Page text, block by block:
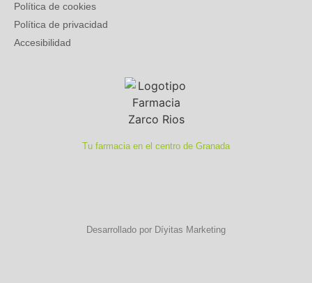
Política de cookies
Política de privacidad
Accesibilidad
Tu farmacia en el centro de Granada
Desarrollado por Díyitas Marketing